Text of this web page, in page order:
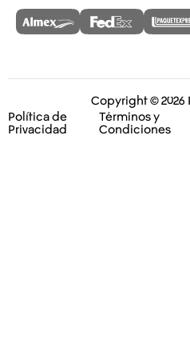
Copyright © 2026
Política de
Privacidad
Términos y
Condiciones